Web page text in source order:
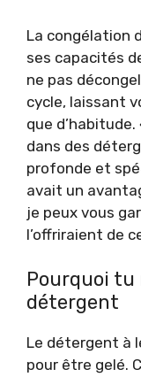
La congélation
ses capacités
ne pas
cycle, laissant
que
dans des
profonde et
avait un
je peux vous
l’offriraient de
Pourquoi tu
détergent
Le détergent à
pour être gelé.